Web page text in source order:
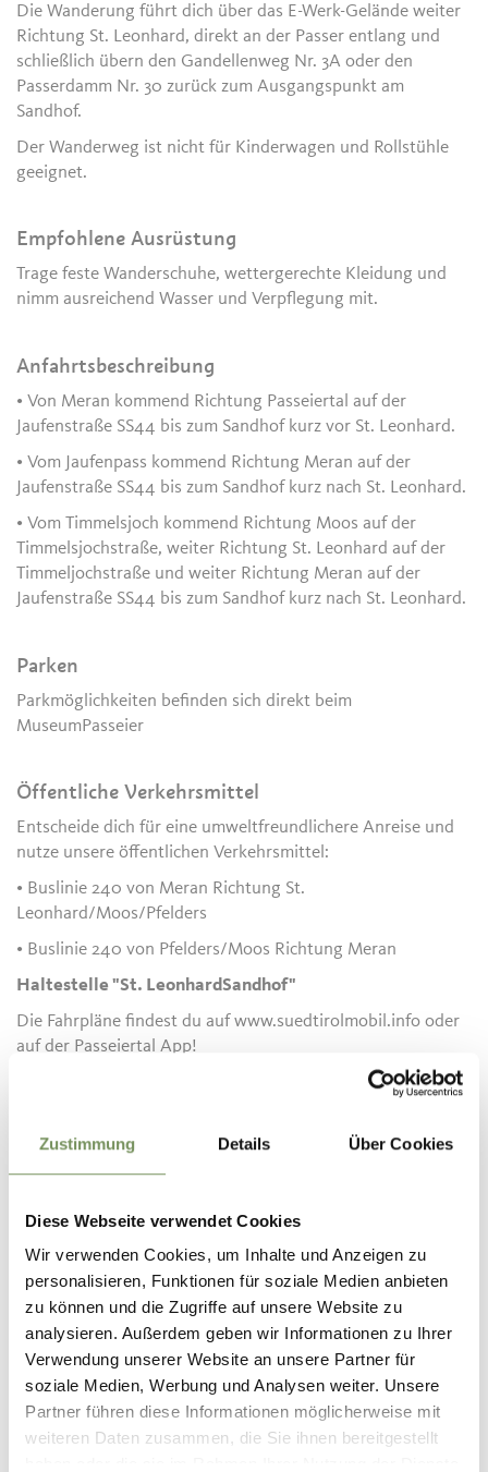
Zustimmung Details Über Cookies
Diese Webseite verwendet Cookies
Wir verwenden Cookies, um Inhalte und Anzeigen zu
personalisieren, Funktionen für soziale Medien anbieten
zu können und die Zugriffe auf unsere Website zu
analysieren. Außerdem geben wir Informationen zu Ihrer
Verwendung unserer Website an unsere Partner für
soziale Medien, Werbung und Analysen weiter. Unsere
Partner führen diese Informationen möglicherweise mit
weiteren Daten zusammen, die Sie ihnen bereitgestellt
Die Wanderung führt dich über das E-Werk-Gelände weiter
Richtung St. Leonhard, direkt an der Passer entlang und
schließlich übern den Gandellenweg Nr. 3A oder den
Passerdamm Nr. 30 zurück zum Ausgangspunkt am
Sandhof.
Der Wanderweg ist nicht für Kinderwagen und Rollstühle
geeignet.
Empfohlene Ausrüstung
Trage feste Wanderschuhe, wettergerechte Kleidung und
nimm ausreichend Wasser und Verpflegung mit.
Anfahrtsbeschreibung
• Von Meran kommend Richtung Passeiertal auf der
Jaufenstraße SS44 bis zum Sandhof kurz vor St. Leonhard.
• Vom Jaufenpass kommend Richtung Meran auf der
Jaufenstraße SS44 bis zum Sandhof kurz nach St. Leonhard.
• Vom Timmelsjoch kommend Richtung Moos auf der
Timmelsjochstraße, weiter Richtung St. Leonhard auf der
Timmeljochstraße und weiter Richtung Meran auf der
Jaufenstraße SS44 bis zum Sandhof kurz nach St. Leonhard.
Parken
Parkmöglichkeiten befinden sich direkt beim
MuseumPasseier
Öffentliche Verkehrsmittel
Entscheide dich für eine umweltfreundlichere Anreise und
nutze unsere öffentlichen Verkehrsmittel:
• Buslinie 240 von Meran Richtung St.
Leonhard/Moos/Pfelders
• Buslinie 240 von Pfelders/Moos Richtung Meran
Haltestelle "St. LeonhardSandhof"
Die Fahrpläne findest du auf www.suedtirolmobil.info oder
auf der Passeiertal App!
Bleibe stets auf den markierten Wegen, prüfe vor deiner
Wanderung das aktuelle Wetter und achte besonders auf
Status
geöffnet
Länge
Schwierigkeit
Höhenmeter bergauf